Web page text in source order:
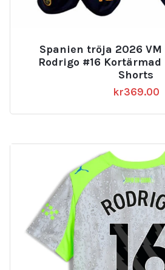
Spanien tröja 2026
Rodrigo #16
Shorts
kr369.00